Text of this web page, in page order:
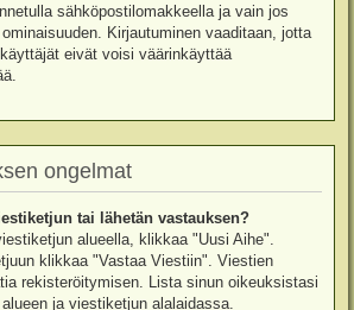
sähköpostilomakkeella ja vain jos
Kirjautuminen vaaditaan, jotta
eivät voisi väärinkäyttää
ongelmat
tai lähetän vastauksen?
alueella, klikkaa "Uusi Aihe".
klikkaa "Vastaa Viestiin". Viestien
rekisteröitymisen. Lista sinun oikeuksistasi
ja viestiketjun alalaidassa.